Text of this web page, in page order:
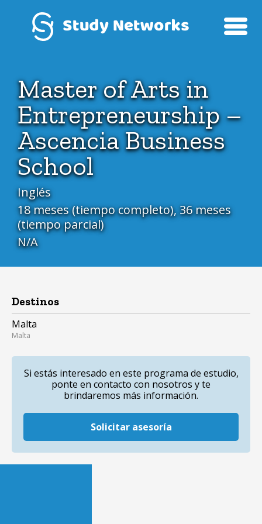
Master of Arts in
Entrepreneurship –
Ascencia Business
School
Inglés
18 meses (tiempo completo), 36 meses
(tiempo parcial)
N/A
Si estás interesado en este programa de estudio,
ponte en contacto con nosotros y te
brindaremos más información.
Solicitar asesoría
Destinos
Malta
Malta